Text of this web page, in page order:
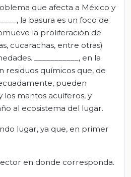
que afecta a México y
la basura es un foco de
la proliferación de
cucarachas, entre otras)
___________, en la
residuos químicos que, de
pueden
los mantos acuíferos, y
al ecosistema del lugar.
lugar, ya que, en primer
en donde corresponda.